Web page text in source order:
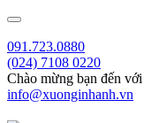
091.723.0880
(024) 7108 0220
Chào mừng bạn đến với
info@xuonginhanh.vn